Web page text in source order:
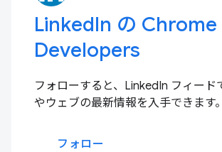
LinkedIn の
Developers
フォローすると、LinkedIn フィード
やウェブの最新情報を入手できます。
フォロー